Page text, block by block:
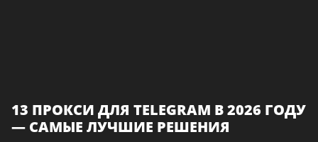
13 ПРОКСИ ДЛЯ TELEGRAM В 2026 ГОДУ
— САМЫЕ ЛУЧШИЕ РЕШЕНИЯ